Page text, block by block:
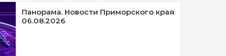
Панорама. Новости Приморского края
06.08.2026